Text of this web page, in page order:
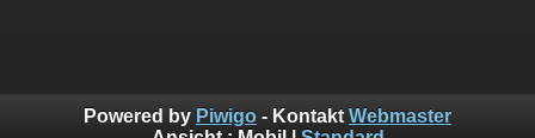
Powered by Piwigo - Kontakt Webmaster